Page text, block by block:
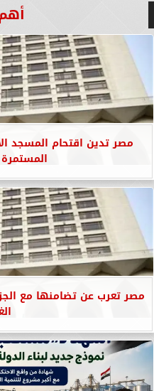
مصر تدين اقتحام المسجد
مصر تعرب عن تضامنها مع